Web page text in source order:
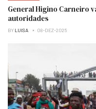
General Higino Carneiro
autoridades
BY LUISA 08-DEZ-2025